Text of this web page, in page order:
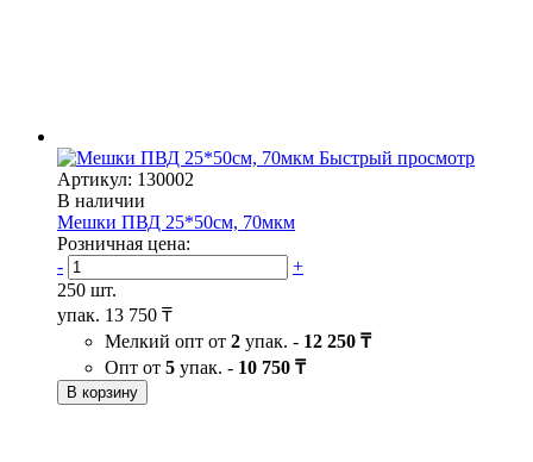
Быстрый просмотр
Артикул: 130002
В наличии
Мешки ПВД 25*50см, 70мкм
Розничная цена:
-
+
250 шт.
упак. 13 750 ₸
Мелкий опт от 2 упак. - 12 250 ₸
Опт от 5 упак. - 10 750 ₸
В корзину